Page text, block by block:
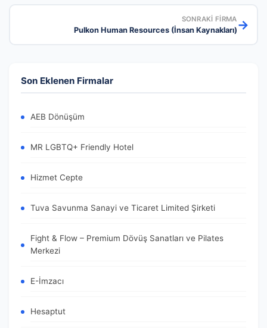
SONRAKI FIRMA
Pulkon Human Resources (İnsan Kaynakları) →
Son Eklenen Firmalar
AEB Dönüşüm
MR LGBTQ+ Friendly Hotel
Hizmet Cepte
Tuva Savunma Sanayi ve Ticaret Limited Şirketi
Fight & Flow – Premium Dövüş Sanatları ve Pilates
Merkezi
E-İmzacı
Hesaptut